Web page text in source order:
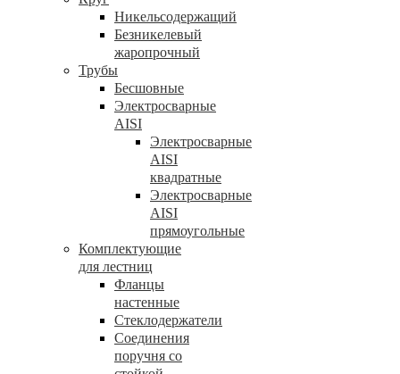
Никельсодержащий
Безникелевый
жаропрочный
Трубы
Бесшовные
Электросварные
AISI
Электросварные
AISI
квадратные
Электросварные
AISI
прямоугольные
Комплектующие
для лестниц
Фланцы
настенные
Стеклодержатели
Соединения
поручня со